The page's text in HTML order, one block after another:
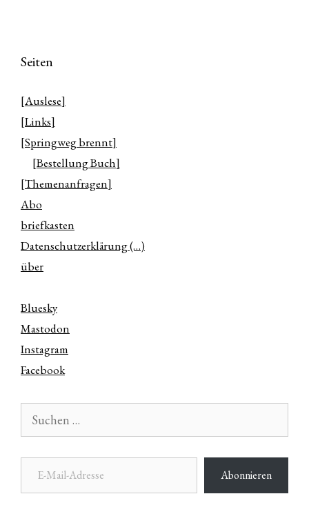
Seiten
[Auslese]
[Links]
[Springweg brennt]
[Bestellung Buch]
[Themenanfragen]
Abo
briefkasten
Datenschutzerklärung (…)
über
Bluesky
Mastodon
Instagram
Facebook
nach:
E-Mail-Adresse
Abonnieren